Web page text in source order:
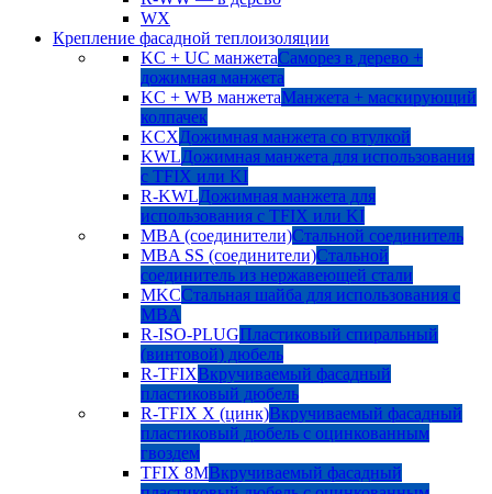
WX
Крепление фасадной теплоизоляции
KC + UC манжетаСаморез в дерево +
дожимная манжета
KC + WB манжетаМанжета + маскирующий
колпачек
KCXДожимная манжета со втулкой
KWLДожимная манжета для использования
с TFIX или KI
R-KWLДожимная манжета для
использования с TFIX или KI
MBA (соединители)Стальной соединитель
MBA SS (соединители)Стальной
соединитель из нержавеющей стали
MKCСтальная шайба для использования с
MBA
R-ISO-PLUGПластиковый спиральный
(винтовой) дюбель
R-TFIXВкручиваемый фасадный
пластиковый дюбель
R-TFIX X (цинк)Вкручиваемый фасадный
пластиковый дюбель с оцинкованным
гвоздем
TFIX 8MВкручиваемый фасадный